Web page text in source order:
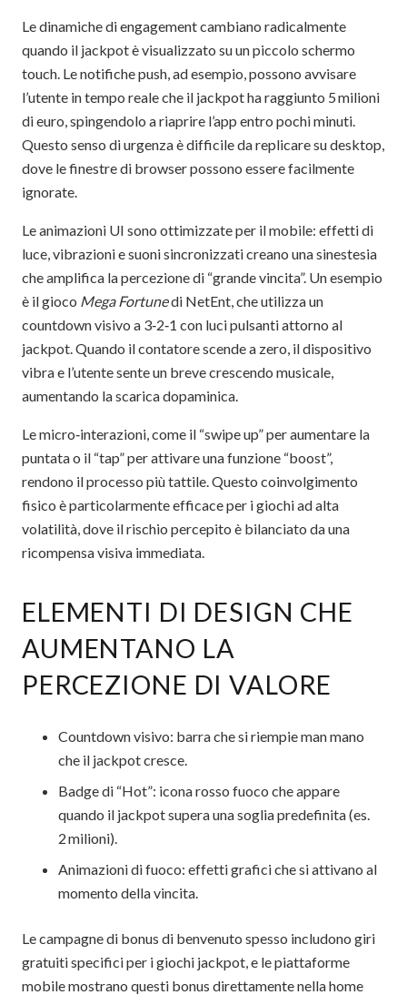
Le dinamiche di engagement cambiano radicalmente
quando il jackpot è visualizzato su un piccolo schermo
touch. Le notifiche push, ad esempio, possono avvisare
l’utente in tempo reale che il jackpot ha raggiunto 5 milioni
di euro, spingendolo a riaprire l’app entro pochi minuti.
Questo senso di urgenza è difficile da replicare su desktop,
dove le finestre di browser possono essere facilmente
ignorate.
Le animazioni UI sono ottimizzate per il mobile: effetti di
luce, vibrazioni e suoni sincronizzati creano una sinestesia
che amplifica la percezione di “grande vincita”. Un esempio
è il gioco Mega Fortunedi NetEnt, che utilizza un
countdown visivo a 3‑2‑1 con luci pulsanti attorno al
jackpot. Quando il contatore scende a zero, il dispositivo
vibra e l’utente sente un breve crescendo musicale,
aumentando la scarica dopaminica.
Le micro‑interazioni, come il “swipe up” per aumentare la
puntata o il “tap” per attivare una funzione “boost”,
rendono il processo più tattile. Questo coinvolgimento
fisico è particolarmente efficace per i giochi ad alta
volatilità, dove il rischio percepito è bilanciato da una
ricompensa visiva immediata.
ELEMENTI DI DESIGN CHE
AUMENTANO LA
PERCEZIONE DI VALORE
Countdown visivo: barra che si riempie man mano
che il jackpot cresce.
Badge di “Hot”: icona rosso fuoco che appare
quando il jackpot supera una soglia predefinita (es.
2 milioni).
Animazioni di fuoco: effetti grafici che si attivano al
momento della vincita.
Le campagne di bonus di benvenuto spesso includono giri
gratuiti specifici per i giochi jackpot, e le piattaforme
mobile mostrano questi bonus direttamente nella home